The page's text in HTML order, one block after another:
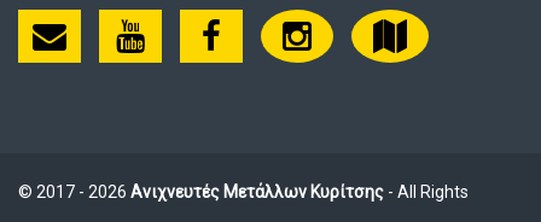
© 2017 - 2026 Ανιχνευτές Μετάλλων Κυρίτσης - All Rights